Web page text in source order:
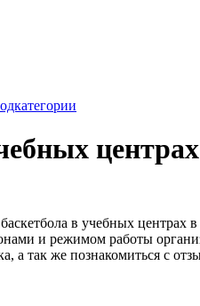
в учебных центрах
и режимом работы
а так же познакомиться с